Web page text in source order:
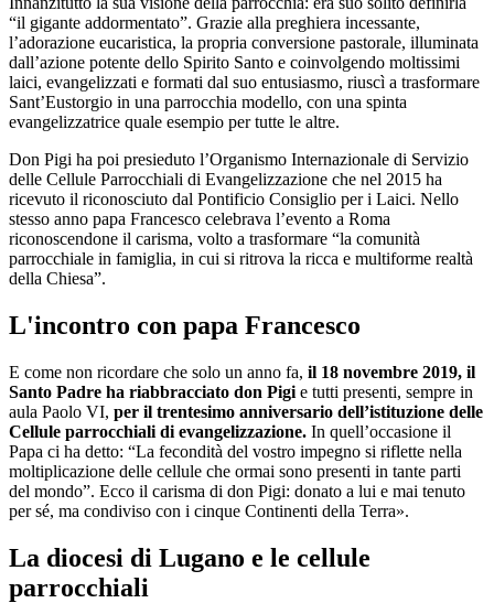
“il gigante addormentato”. Grazie alla preghiera incessante,
l’adorazione eucaristica, la propria conversione pastorale, illuminata
dall’azione potente dello Spirito Santo e coinvolgendo moltissimi
laici, evangelizzati e formati dal suo entusiasmo, riuscì a trasformare
Sant’Eustorgio in una parrocchia modello, con una spinta
evangelizzatrice quale esempio per tutte le altre.
Don Pigi ha poi presieduto l’Organismo Internazionale di Servizio
delle Cellule Parrocchiali di Evangelizzazione che nel 2015 ha
ricevuto il riconosciuto dal Pontificio Consiglio per i Laici. Nello
stesso anno papa Francesco celebrava l’evento a Roma
riconoscendone il carisma, volto a trasformare “la comunità
parrocchiale in famiglia, in cui si ritrova la ricca e multiforme realtà
della Chiesa”.
L'incontro con papa Francesco
E come non ricordare che solo un anno fa, il 18 novembre 2019, il
Santo Padre ha riabbracciato don Pigi e tutti presenti, sempre in
aula Paolo VI, per il trentesimo anniversario dell’istituzione delle
Cellule parrocchiali di evangelizzazione. In quell’occasione il
Papa ci ha detto: “La fecondità del vostro impegno si riflette nella
moltiplicazione delle cellule che ormai sono presenti in tante parti
del mondo”. Ecco il carisma di don Pigi: donato a lui e mai tenuto
per sé, ma condiviso con i cinque Continenti della Terra».
La diocesi di Lugano e le cellule
parrocchiali